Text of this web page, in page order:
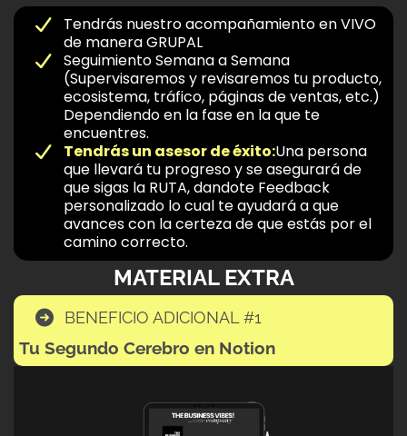
Tendrás nuestro acompañamiento en VIVO
de manera GRUPAL
Seguimiento Semana a Semana
(Supervisaremos y revisaremos tu producto,
ecosistema, tráfico, páginas de ventas, etc.)
Dependiendo en la fase en la que te
encuentres.
Tendrás un asesor de éxito:Una persona
que llevará tu progreso y se asegurará de
que sigas la RUTA, dandote Feedback
personalizado lo cual te ayudará a que
avances con la certeza de que estás por el
camino correcto.
MATERIAL EXTRA
BENEFICIO ADICIONAL #1
Tu Segundo Cerebro en Notion